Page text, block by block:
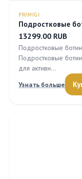
PRIMIGI
Подростковые
13299.00 RUB
Подростковые
Подростковые
для активн…
Узнать больше